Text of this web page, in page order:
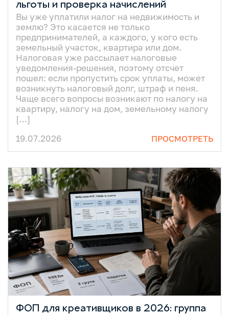
льготы и проверка начислений
Вы уже уплатили налог на недвижимость и
землю? Это касается не только
предпринимателей, а каждого, у кого есть
земельный участок, квартира или дом.
Налоговая уже рассылает налоговые
уведомления-решения, поэтому отсчет
пошел: если пропустить срок уплаты, может
возникнуть налоговый долг, штраф и пеня.
Чаще всего вопросы возникают по налогу на
квартиру, налогу на дом, земельному налогу
[…]
19.07.2026
ПРОСМОТРЕТЬ
ФОП для креативщиков в 2026: группа